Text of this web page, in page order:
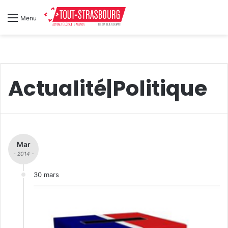
Menu
Actualité|Politique
Mar
- 2014 -
30 mars